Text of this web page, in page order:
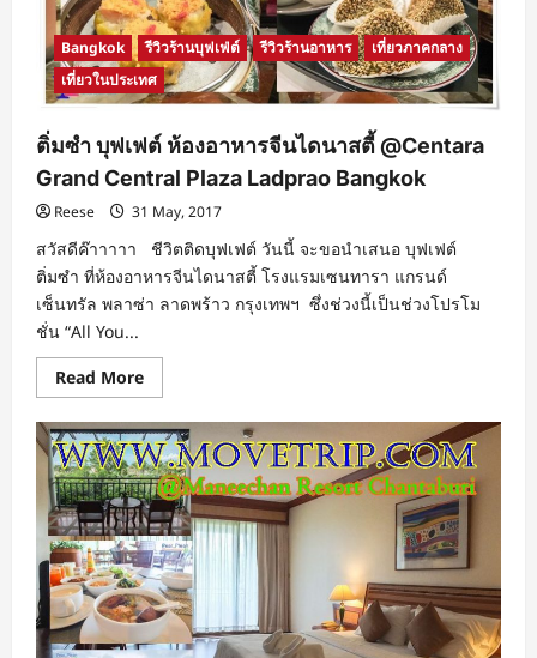
Bangkok รีวิวร้านบุฟเฟ่ต์ รีวิวร้านอาหาร
เที่ยวภาคกลาง
เที่ยวในประเทศ
ติ่มซำ บุฟเฟต์ ห้องอาหารจีนไดนาสตี้ @Centara
Grand Central Plaza Ladprao Bangkok
Reese 31 May, 2017
สวัสดีค๊าาาาา ชีวิตติดบุฟเฟต์ วันนี้ จะขอนำเสนอ บุฟเฟต์
ติ่มซำ ที่ห้องอาหารจีนไดนาสตี้ โรงแรมเซนทารา แกรนด์
เซ็นทรัล พลาซ่า ลาดพร้าว กรุงเทพฯ ซึ่งช่วงนี้เป็นช่วงโปรโม
ชั่น “All You...
Read MoreRead
more
ติ่มซำ
บุฟเฟต์
ห้อง
อาหาร
จีน
ได
นา
สตี้
@Centara
Grand
Central
Plaza
Ladprao
Bangkok